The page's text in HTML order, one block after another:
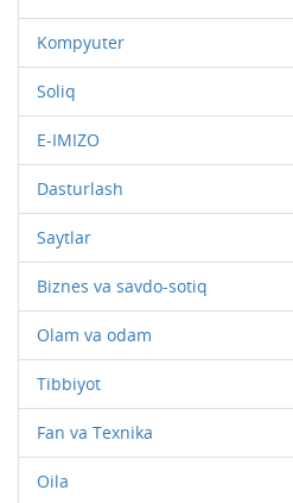
Kompyuter
Soliq
E-IMIZO
Dasturlash
Saytlar
Biznes va savdo-sotiq
Olam va odam
Tibbiyot
Fan va Texnika
Oila